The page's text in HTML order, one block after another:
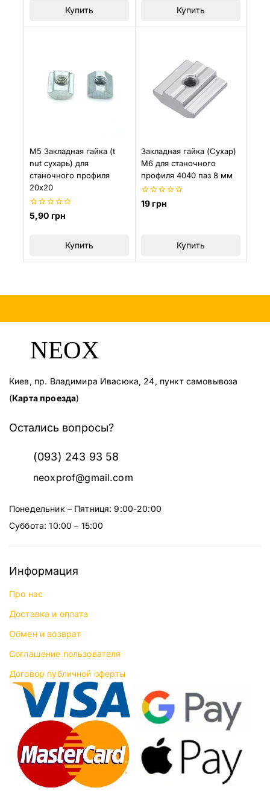
Купить Купить
M5 Закладная гайка (t
nut сухарь) для
станочного профиля
20х20
0
из
5,90 грн
Купить
Закладная гайка (Сухар)
М6 для станочного
профиля 4040 паз 8 мм
0
19грн
Купить
Киев, пр. Владимира Ивасюка, 24, пункт самовывоза
(Карта проезда)
Остались вопросы?
(093) 243 93 58
neoxprof@gmail.com
Понедельник – Пятниця: 9:00-20:00
Суббота: 10:00 – 15:00
Информация
Про нас
Доставка и оплата
Обмен и возврат
Соглашение пользователя
Договор публичной оферты